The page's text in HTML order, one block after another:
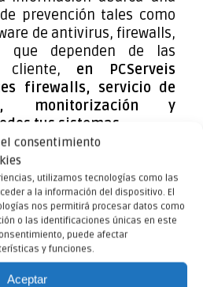
consentimiento
utilizamos tecnologías como las
a la información del dispositivo. El
nos permitirá procesar datos como
o las identificaciones únicas en este
puede afectar
y funciones.
Aceptar
prevención tales como
de antivirus, firewalls,
que dependen de las
cliente, en PCServeis
firewalls, servicio de
monitorización y
tus sistemas.
datos empresariales tales
cuentas bancarias,
tarjetas de crédito,
esenciales y
con el trabajo, hojas de
esencial durante las
hoy en día.